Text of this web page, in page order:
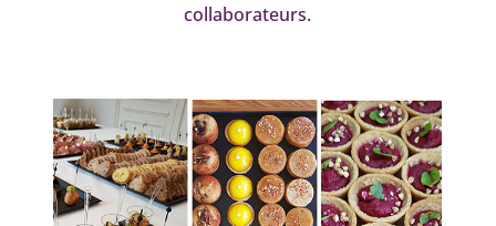
collaborateurs.